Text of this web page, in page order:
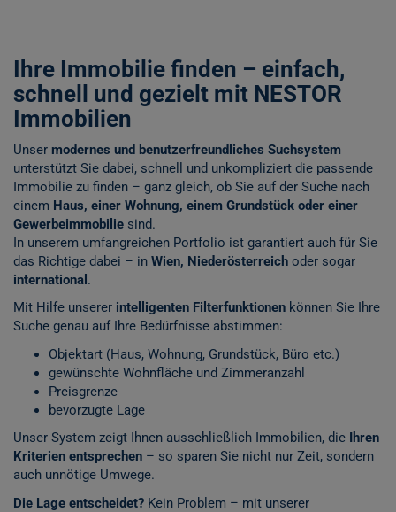
Ihre Immobilie finden – einfach,
schnell und gezielt mit NESTOR
Immobilien
Unser modernes und benutzerfreundliches Suchsystem
unterstützt Sie dabei, schnell und unkompliziert die passende
Immobilie zu finden – ganz gleich, ob Sie auf der Suche nach
einem Haus, einer Wohnung, einem Grundstück oder einer
Gewerbeimmobilie sind.
In unserem umfangreichen Portfolio ist garantiert auch für Sie
das Richtige dabei – in Wien, Niederösterreich oder sogar
international .
Mit Hilfe unserer intelligenten Filterfunktionen können Sie Ihre
Suche genau auf Ihre Bedürfnisse abstimmen:
Objektart (Haus, Wohnung, Grundstück, Büro etc.)
gewünschte Wohnfläche und Zimmeranzahl
Preisgrenze
bevorzugte Lage
Unser System zeigt Ihnen ausschließlich Immobilien, die Ihren
Kriterien entsprechen – so sparen Sie nicht nur Zeit, sondern
auch unnötige Umwege.
Die Lage entscheidet? Kein Problem – mit unserer